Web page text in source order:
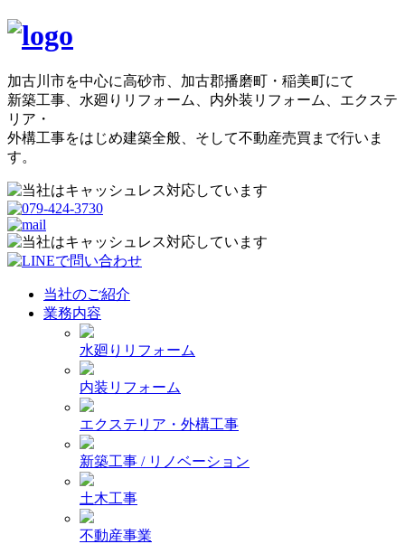
加古川市を中心に高砂市、加古郡播磨町・稲美町にて
新築工事、水廻りリフォーム、内外装リフォーム、エクステ
リア・
外構工事をはじめ建築全般、そして不動産売買まで行いま
す。
当社のご紹介
業務内容
水廻りリフォーム
内装リフォーム
エクステリア・外構工事
新築工事 / リノベーション
土木工事
不動産事業